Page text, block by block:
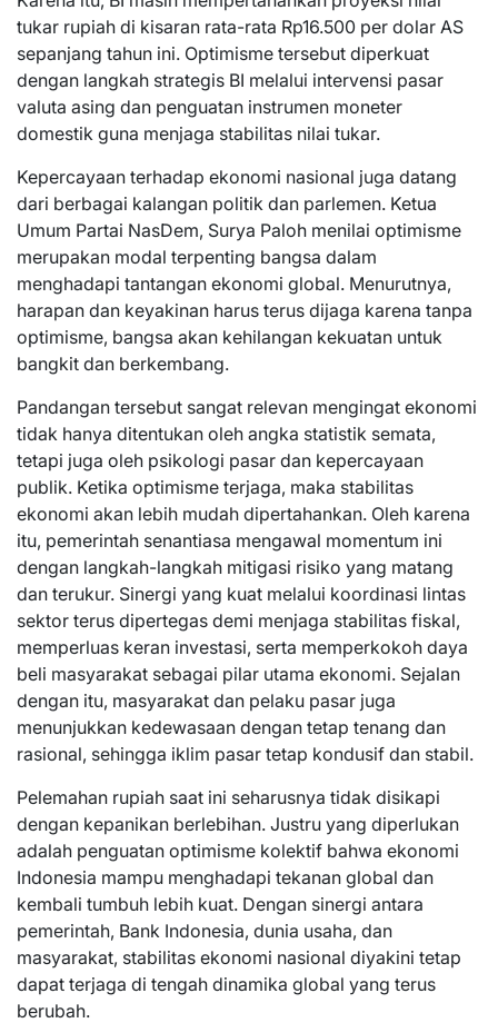
tukar rupiah di kisaran rata-rata Rp16.500 per dolar AS
sepanjang tahun ini. Optimisme tersebut diperkuat
dengan langkah strategis BI melalui intervensi pasar
valuta asing dan penguatan instrumen moneter
domestik guna menjaga stabilitas nilai tukar.
Kepercayaan terhadap ekonomi nasional juga datang
dari berbagai kalangan politik dan parlemen. Ketua
Umum Partai NasDem, Surya Paloh menilai optimisme
merupakan modal terpenting bangsa dalam
menghadapi tantangan ekonomi global. Menurutnya,
harapan dan keyakinan harus terus dijaga karena tanpa
optimisme, bangsa akan kehilangan kekuatan untuk
bangkit dan berkembang.
Pandangan tersebut sangat relevan mengingat ekonomi
tidak hanya ditentukan oleh angka statistik semata,
tetapi juga oleh psikologi pasar dan kepercayaan
publik. Ketika optimisme terjaga, maka stabilitas
ekonomi akan lebih mudah dipertahankan. Oleh karena
itu, pemerintah senantiasa mengawal momentum ini
dengan langkah-langkah mitigasi risiko yang matang
dan terukur. Sinergi yang kuat melalui koordinasi lintas
sektor terus dipertegas demi menjaga stabilitas fiskal,
memperluas keran investasi, serta memperkokoh daya
beli masyarakat sebagai pilar utama ekonomi. Sejalan
dengan itu, masyarakat dan pelaku pasar juga
menunjukkan kedewasaan dengan tetap tenang dan
rasional, sehingga iklim pasar tetap kondusif dan stabil.
Pelemahan rupiah saat ini seharusnya tidak disikapi
dengan kepanikan berlebihan. Justru yang diperlukan
adalah penguatan optimisme kolektif bahwa ekonomi
Indonesia mampu menghadapi tekanan global dan
kembali tumbuh lebih kuat. Dengan sinergi antara
pemerintah, Bank Indonesia, dunia usaha, dan
masyarakat, stabilitas ekonomi nasional diyakini tetap
dapat terjaga di tengah dinamika global yang terus
berubah.